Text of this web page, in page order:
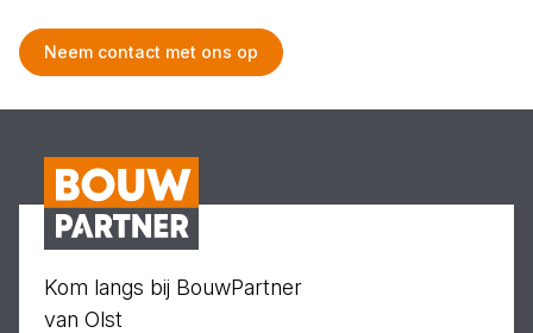
Neem contact met ons op
Kom langs bij BouwPartner
van Olst